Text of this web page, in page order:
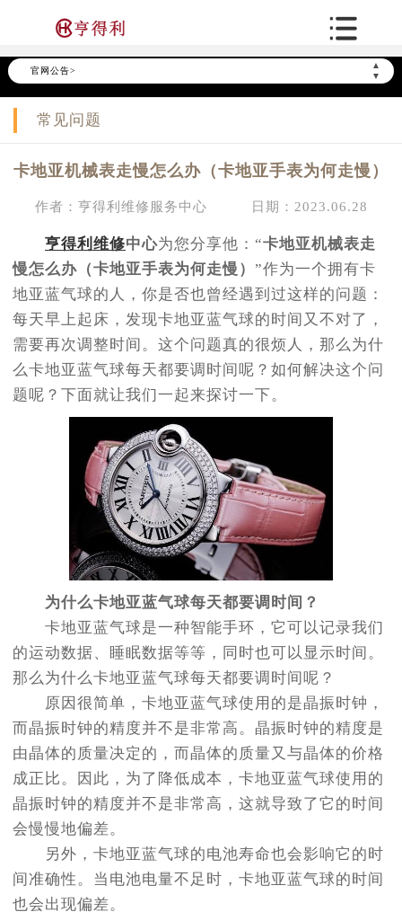
官网公告>
▲
▼
常见问题
卡地亚机械表走慢怎么办（卡地亚手表为何走慢）
作者：亨得利维修服务中心 日期：2023.06.28
亨得利维修中心为您分享他：“卡地亚机械表走
慢怎么办（卡地亚手表为何走慢） ”作为一个拥有卡
地亚蓝气球的人，你是否也曾经遇到过这样的问题：
每天早上起床，发现卡地亚蓝气球的时间又不对了，
需要再次调整时间。这个问题真的很烦人，那么为什
么卡地亚蓝气球每天都要调时间呢？如何解决这个问
题呢？下面就让我们一起来探讨一下。
为什么卡地亚蓝气球每天都要调时间？
卡地亚蓝气球是一种智能手环，它可以记录我们
的运动数据、睡眠数据等等，同时也可以显示时间。
那么为什么卡地亚蓝气球每天都要调时间呢？
原因很简单，卡地亚蓝气球使用的是晶振时钟，
而晶振时钟的精度并不是非常高。晶振时钟的精度是
由晶体的质量决定的，而晶体的质量又与晶体的价格
成正比。因此，为了降低成本，卡地亚蓝气球使用的
晶振时钟的精度并不是非常高，这就导致了它的时间
会慢慢地偏差。
另外，卡地亚蓝气球的电池寿命也会影响它的时
间准确性。当电池电量不足时，卡地亚蓝气球的时间
也会出现偏差。